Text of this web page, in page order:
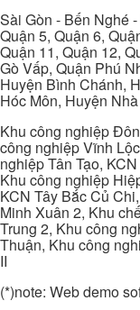
Sài Gòn - Bến Nghé
Quận 5, Quận 6,
Quận 11, Quận 12,
Gò Vấp, Quận Phú
Huyện Bình Chánh,
Hóc Môn, Huyện
Khu công nghiệp
công nghiệp Vĩnh
nghiệp Tân Tạo,
Khu công nghiệp
KCN Tây Bắc Củ
Minh Xuân 2, Khu
Trung 2, Khu công
Thuận, Khu công
II
(*)note: Web demo